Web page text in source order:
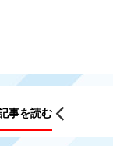
事を読む